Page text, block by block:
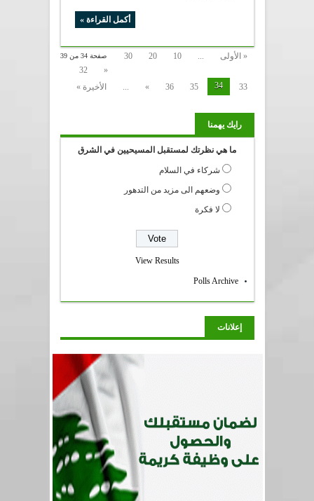
أكمل القراءة »
صفحة 34 من 39 « الأولى ...
10
20
30
«
32
33
34
35
36
»
... الأخيرة »
رايك يهمنا
ما هي نظرتك لمستقبل المسيحيين في الشرق
شركاء في السلام
وضعهم الى مزيد من التدهور
لا فكرة
View Results
Polls Archive
إعلانات